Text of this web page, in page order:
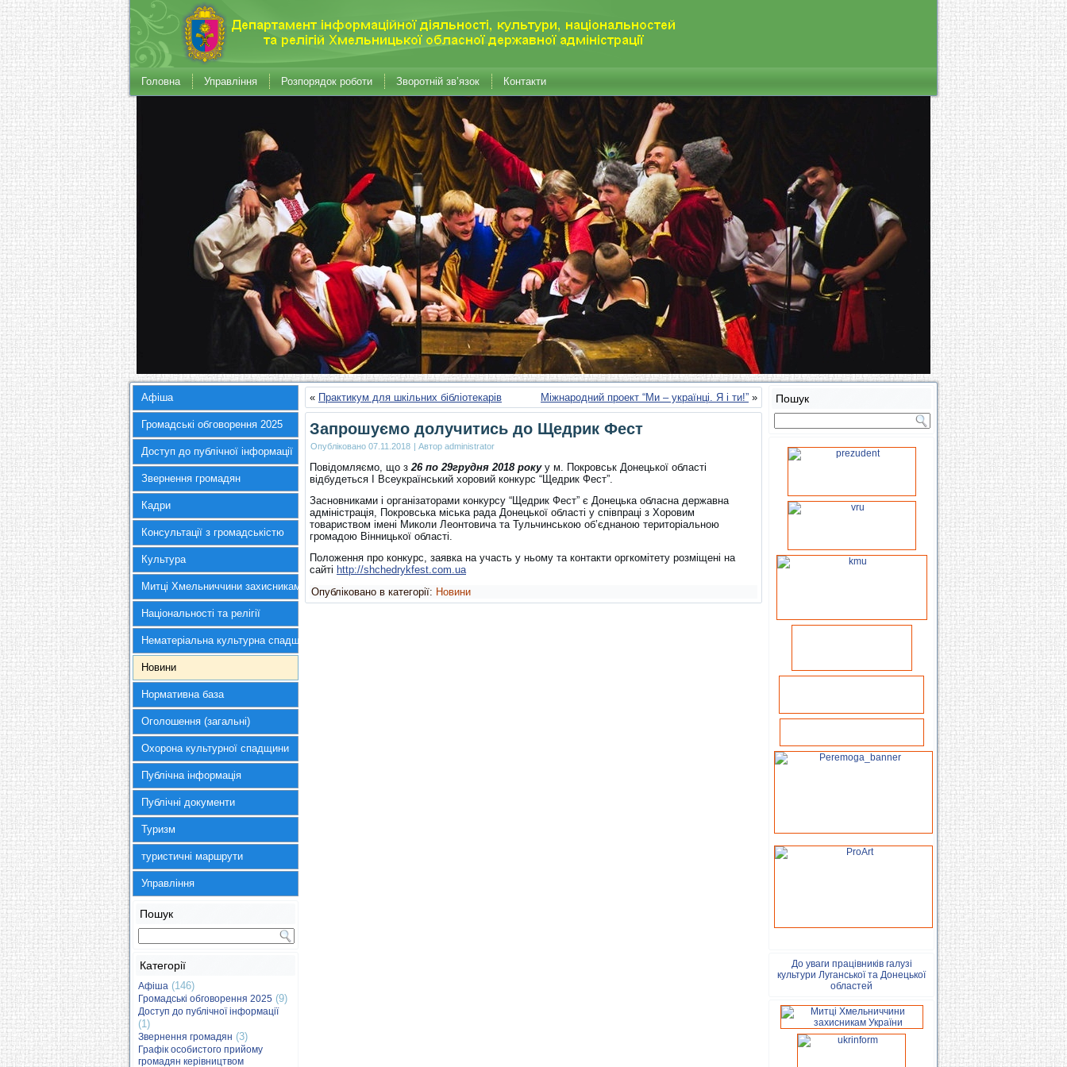
Головна Управління Розпорядок роботи Зворотній зв’язок Контакти
Афіша
Громадські обговорення 2025
Доступ до публічної інформації
Звернення громадян
Кадри
Консультації з громадськістю
Культура
Митці Хмельниччини захисникам України
Національності та релігії
Нематеріальна культурна спадщина
Новини
Нормативна база
Оголошення (загальні)
Охорона культурної спадщини
Публічна інформація
Публічні документи
Туризм
туристичні маршрути
Управління
Пошук
Категорії
Афіша (146)
Громадські обговорення 2025 (9)
Доступ до публічної інформації
(1)
Звернення громадян (3)
Графік особистого прийому
громадян керівництвом
« Практикум для шкільних бібліотекарів Міжнародний проект “Ми – українці. Я і ти!” »
Запрошуємо долучитись до Щедрик Фест
Опубліковано 07.11.2018 | Автор administrator
Повідомляємо, що з26 по 29грудня 2018 рокуу м. Покровськ Донецької області
відбудеться I Всеукраїнський хоровий конкурс “Щедрик Фест”.
Засновниками і організаторами конкурсу “Щедрик Фест” є Донецька обласна державна
адміністрація, Покровська міська рада Донецької області у співпраці з Хоровим
товариством імені Миколи Леонтовича та Тульчинською об’єднаною територіальною
громадою Вінницької області.
Положення про конкурс, заявка на участь у ньому та контакти оргкомітету розміщені на
сайті http://shchedrykfest.com.ua
Опубліковано в категорії: Новини
Пошук
До уваги працівників галузі
культури Луганської та Донецької
областей